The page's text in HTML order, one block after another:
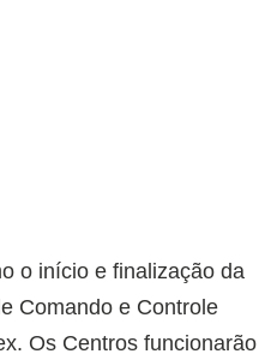
o início e finalização da
Comando e Controle
Os Centros funcionarão